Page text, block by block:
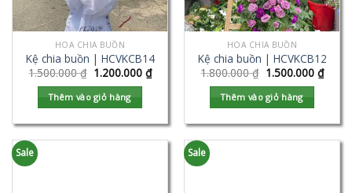
HOA CHIA BUỒN
Kệ chia buồn | HCVKCB14
1.500.000₫ 1.200.000 ₫
Thêm vào giỏ hàng
HOA CHIA BUỒN
Kệ chia buồn | HCVKCB12
1.800.000₫ 1.500.000 ₫
Thêm vào giỏ hàng
Sale Sale